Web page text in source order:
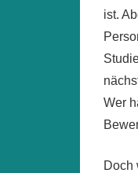
ist.
Wer
Doch